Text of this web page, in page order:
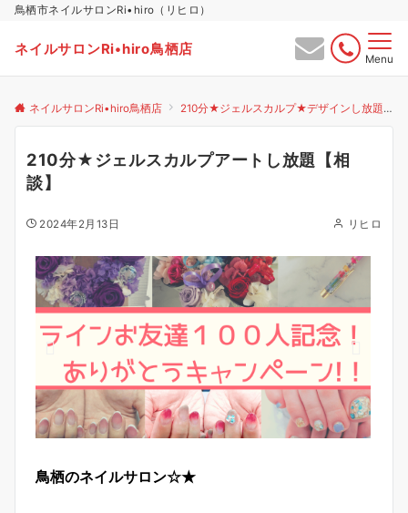
鳥栖市ネイルサロンRi•hiro（リヒロ）
ネイルサロンRi•hiro鳥栖店
Menu
ネイルサロンRi•hiro鳥栖店 210分★ジェルスカルプ★デザインし放題【相談】
210分★ジェルスカルプアートし放題【相
談】
2024年2月13日 リヒロ
鳥栖のネイルサロン☆★